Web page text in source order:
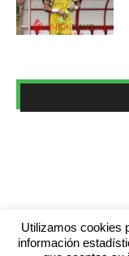
Utilizamos cookies
información